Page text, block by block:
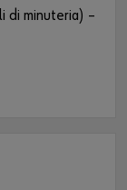
di minuteria) –